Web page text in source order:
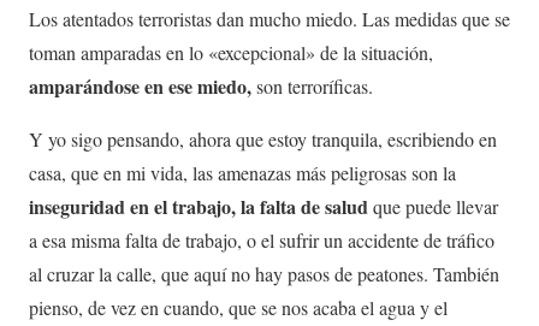
Los atentados terroristas dan mucho miedo. Las medidas que se
toman amparadas en lo «excepcional» de la situación,
amparándose en ese miedo,son terroríficas.
Y yo sigo pensando, ahora que estoy tranquila, escribiendo en
casa, que en mi vida, las amenazas más peligrosas son la
inseguridad en el trabajo, la falta de saludque puede llevar
a esa misma falta de trabajo, o el sufrir un accidente de tráfico
al cruzar la calle, que aquí no hay pasos de peatones. También
pienso, de vez en cuando, que se nos acaba el agua y el